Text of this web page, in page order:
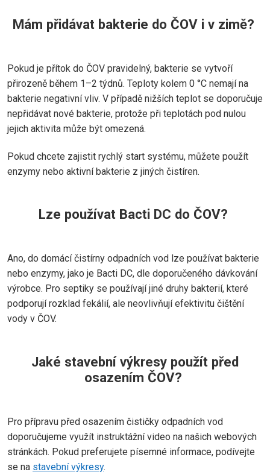
Mám přidávat bakterie do ČOV i v zimě?
Pokud je přítok do ČOV pravidelný, bakterie se vytvoří
přirozeně během 1–2 týdnů. Teploty kolem 0 °C nemají na
bakterie negativní vliv. V případě nižších teplot se doporučuje
nepřidávat nové bakterie, protože při teplotách pod nulou
jejich aktivita může být omezená.
Pokud chcete zajistit rychlý start systému, můžete použít
enzymy nebo aktivní bakterie z jiných čistíren.
Lze používat Bacti DC do ČOV?
Ano, do domácí čistírny odpadních vod lze používat bakterie
nebo enzymy, jako je Bacti DC, dle doporučeného dávkování
výrobce. Pro septiky se používají jiné druhy bakterií, které
podporují rozklad fekálií, ale neovlivňují efektivitu čištění
vody v ČOV.
Jaké stavební výkresy použít před
osazením ČOV?
Pro přípravu před osazením čističky odpadních vod
doporučujeme využít instruktážní video na našich webových
stránkách. Pokud preferujete písemné informace, podívejte
se na stavební výkresy.